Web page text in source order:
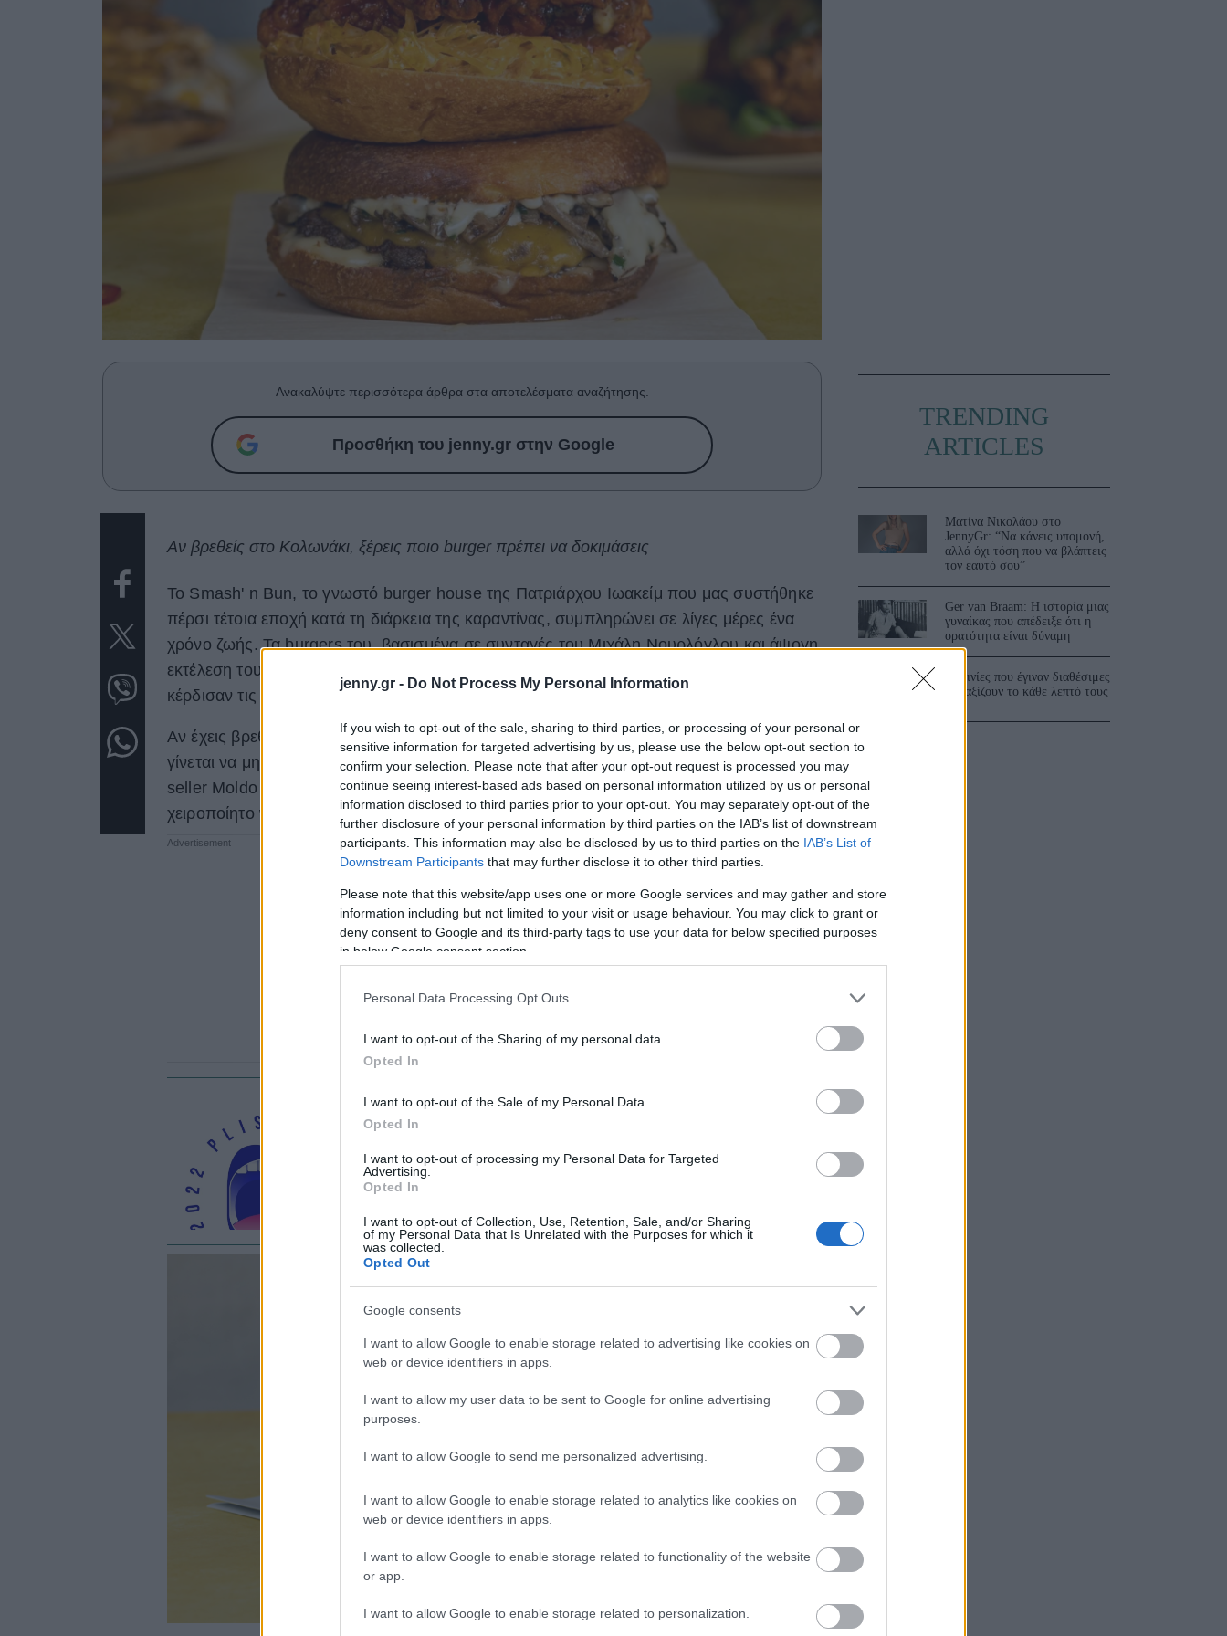
jenny.gr - Do Not Process My Personal Information
If you wish to opt-out of the sale, sharing to third parties, or processing of your personal or
sensitive information for targeted advertising by us, please use the below opt-out section to
confirm your selection. Please note that after your opt-out request is processed you may
continue seeing interest-based ads based on personal information utilized by us or personal
information disclosed to third parties prior to your opt-out. You may separately opt-out of the
further disclosure of your personal information by third parties on the IAB’s list of downstream
participants. This information may also be disclosed by us to third parties on the IAB’s List of
Downstream Participants that may further disclose it to other third parties.
Please note that this website/app uses one or more Google services and may gather and store
information including but not limited to your visit or usage behaviour. You may click to grant or
deny consent to Google and its third-party tags to use your data for below specified purposes
in below Google consent section.
Personal Data Processing Opt Outs
I want to opt-out of the Sharing of my personal data.
Opted In
I want to opt-out of the Sale of my Personal Data.
Opted In
I want to opt-out of processing my Personal Data for Targeted
Advertising.
Opted In
I want to opt-out of Collection, Use, Retention, Sale, and/or Sharing
of my Personal Data that Is Unrelated with the Purposes for which it
was collected.
Opted Out
Google consents
I want to allow Google to enable storage related to advertising like cookies on
web or device identifiers in apps.
I want to allow my user data to be sent to Google for online advertising
purposes.
I want to allow Google to send me personalized advertising.
I want to allow Google to enable storage related to analytics like cookies on
web or device identifiers in apps.
I want to allow Google to enable storage related to functionality of the website
or app.
I want to allow Google to enable storage related to personalization.
Ανακαλύψτε περισσότερα άρθρα στα αποτελέσματα αναζήτησης.
Προσθήκη του jenny.gr στην Google
Αν βρεθείς στο Κολωνάκι, ξέρεις ποιο burger πρέπει να δοκιμάσεις
Το Smash' n Bun, το γνωστό burger house της Πατριάρχου Ιωακείμ που μας συστήθηκε
πέρσι τέτοια εποχή κατά τη διάρκεια της καραντίνας, συμπληρώνει σε λίγες μέρες ένα
χρόνο ζωής. Τα burgers του, βασισμένα σε συνταγές του Μιχάλη Νουρλόγλου και άψογη
εκτέλεση του Κλάιντι Κρόσι, έγιναν σε σύντομο χρονικό διάστημα talk of the town και
κέρδισαν τις καρδιές των foodies της πόλης.
Αν έχεις βρεθεί στην Πατριάρχου Ιωακείμ, ή το Wolt έρχεται μέχρι το σπίτι σου, δεν
γίνεται να μην έχεις δοκιμάσει ήδη τα ζουμερά burgers με ψωμί από πατάτα, το best
seller Moldo με creamed mushroom γέμιση, το τραγανό Korean fried chicken, το
χειροποίητο wagyu λουκάνικο και πολλές ακόμη γεύσεις.
#NOW
και υπόσχεται έναν εκρηκτικό Ιούνιο
TRENDING
ARTICLES
Ματίνα Νικολάου στο
JennyGr: “Να κάνεις υπομονή,
αλλά όχι τόση που να βλάπτεις
τον εαυτό σου”
Ger van Braam: Η ιστορία μιας
γυναίκας που απέδειξε ότι η
ορατότητα είναι δύναμη
3 ταινίες που έγιναν διαθέσιμες
και αξίζουν το κάθε λεπτό τους